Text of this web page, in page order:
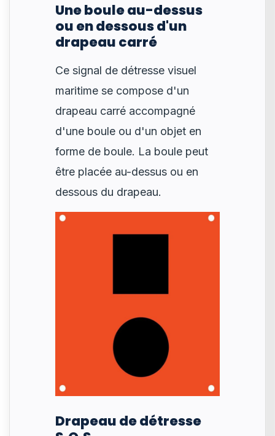
Une boule au-dessus
ou en dessous d'un
drapeau carré
Ce signal de détresse visuel
maritime se compose d'un
drapeau carré accompagné
d'une boule ou d'un objet en
forme de boule. La boule peut
être placée au-dessus ou en
dessous du drapeau.
Drapeau de détresse